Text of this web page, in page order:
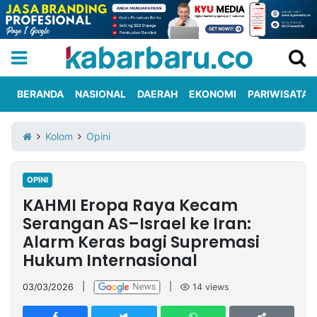
Iklan
Berita
Kami
Nasional
International
Olahraga
Entertainment
Daerah
Pariwisata
Kuliner
Kolom
Network
PT
TREETAN
BERANDA NASIONAL DAERAH EKONOMI PARIWISATA
Kolom Opini
OPINI
KAHMI Eropa Raya Kecam
Serangan AS–Israel ke Iran:
Alarm Keras bagi Supremasi
Hukum Internasional
03/03/2026 14 views